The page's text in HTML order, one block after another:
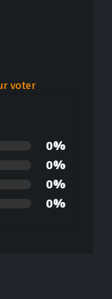
voter
0%
0%
0%
0%